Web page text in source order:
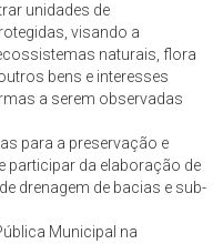
unidades de
visando a
naturais, flora
bens e interesses
a serem observadas
para a preservação e
participar da elaboração de
drenagem de bacias e sub-
Municipal na